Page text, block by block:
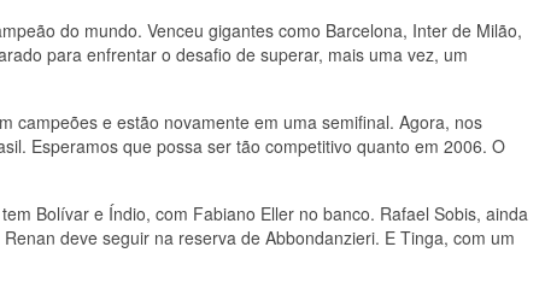
do mundo. Venceu gigantes como Barcelona, Inter de Milão,
para enfrentar o desafio de superar, mais uma vez, um
campeões e estão novamente em uma semifinal. Agora, nos
Esperamos que possa ser tão competitivo quanto em 2006. O
Bolívar e Índio, com Fabiano Eller no banco. Rafael Sobis, ainda
deve seguir na reserva de Abbondanzieri. E Tinga, com um